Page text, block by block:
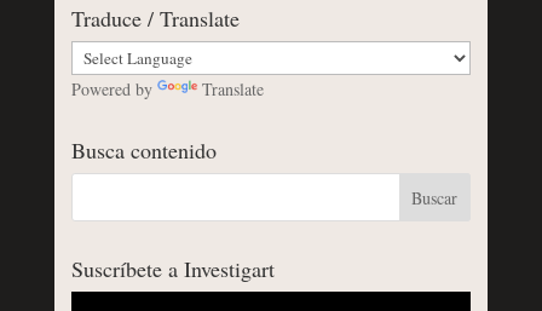
Traduce / Translate
Powered by Translate
Busca contenido
Suscríbete a Investigart